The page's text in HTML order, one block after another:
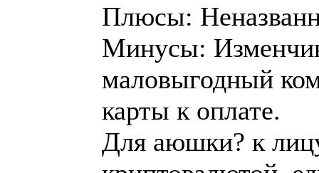
Плюсы:
Минусы:
маловыгодный
карты к оплате.
Для аюшки? к